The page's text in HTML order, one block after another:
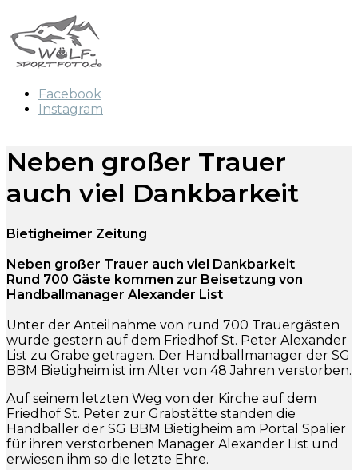
Facebook
Instagram
Neben großer Trauer
auch viel Dankbarkeit
Bietigheimer Zeitung
Neben großer Trauer auch viel Dankbarkeit
Rund 700 Gäste kommen zur Beisetzung von
Handballmanager Alexander List
Unter der Anteilnahme von rund 700 Trauergästen
wurde gestern auf dem Friedhof St. Peter Alexander
List zu Grabe getragen. Der Handballmanager der SG
BBM Bietigheim ist im Alter von 48 Jahren verstorben.
Auf seinem letzten Weg von der Kirche auf dem
Friedhof St. Peter zur Grabstätte standen die
Handballer der SG BBM Bietigheim am Portal Spalier
für ihren verstorbenen Manager Alexander List und
erwiesen ihm so die letzte Ehre.